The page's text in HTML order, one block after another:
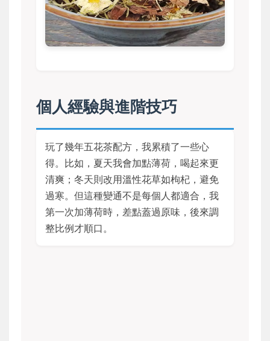
個人經驗與進階技巧
玩了幾年五花茶配方，我累積了一些心
得。比如，夏天我會加點薄荷，喝起來更
清爽；冬天則改用溫性花草如枸杞，避免
過寒。但這種變通不是每個人都適合，我
第一次加薄荷時，差點蓋過原味，後來調
整比例才順口。